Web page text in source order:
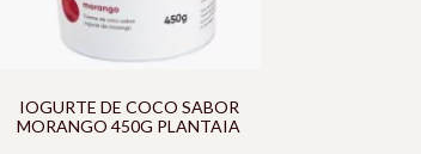
IOGURTE DE COCO SABOR
MORANGO 450G PLANTAIA